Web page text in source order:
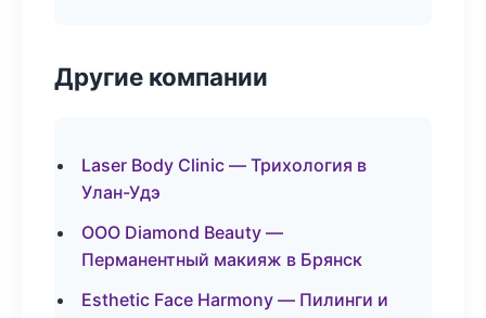
Другие компании
Laser Body Clinic — Трихология в
Улан-Удэ
ООО Diamond Beauty —
Перманентный макияж в Брянск
Esthetic Face Harmony — Пилинги и